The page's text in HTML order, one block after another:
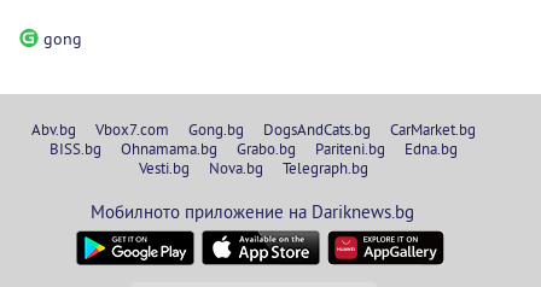
gong
Abv.bg Vbox7.com Gong.bg DogsAndCats.bg
CarMarket.bg
BISS.bg
Ohnamama.bg Grabo.bg Pariteni.bg
Edna.bg
Vesti.bg
Nova.bg Telegraph.bg
Мобилното приложение на Dariknews.bg